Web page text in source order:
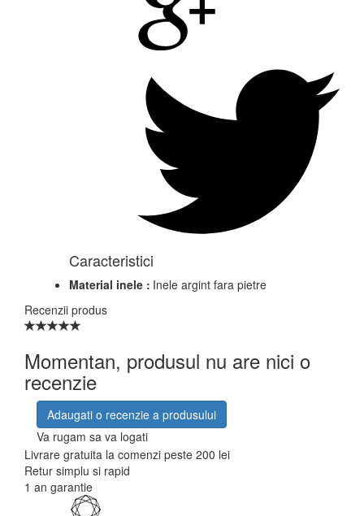
Caracteristici
Material inele : Inele argint fara pietre
Recenzii produs
Momentan, produsul nu are nici o
recenzie
Adaugati o recenzie a produsului
Va rugam sa va logati
Livrare gratuita la comenzi peste 200 lei
Retur simplu si rapid
1 an garantie